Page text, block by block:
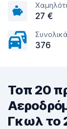
27 €
376
Τοπ 20
Γκωλ το